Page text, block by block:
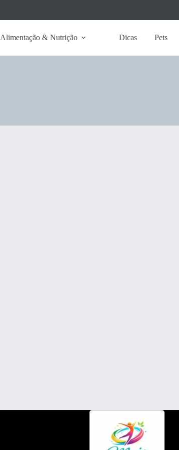
Alimentação & Nutrição Dicas Pets